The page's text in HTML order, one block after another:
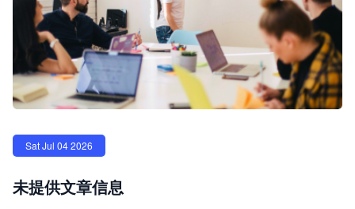
Sat Jul 04 2026
未提供文章信息